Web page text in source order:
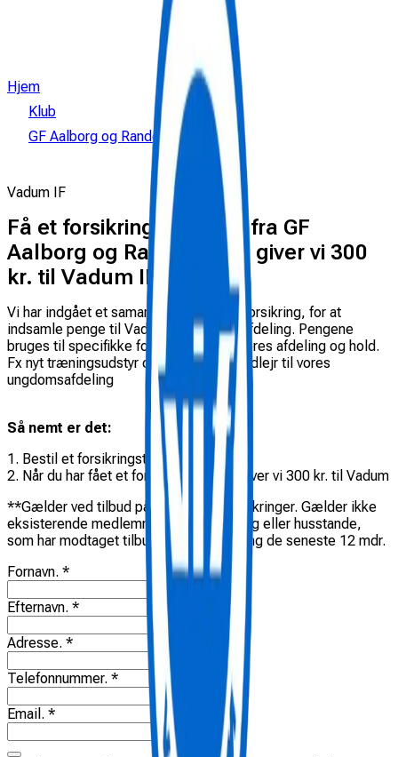
Hjem
Klub
GF Aalborg og Randers
Vadum IF
Få et forsikringstilbud** fra GF
Aalborg og Randers – så giver vi 300
kr. til Vadum IF
Vi har indgået et samarbejde med GF Forsikring, for at
indsamle penge til Vadum IFs fodboldafdeling. Pengene
bruges til specifikke formål udvalgt af jeres afdeling og hold.
Fx nyt træningsudstyr og en årlig fodboldlejr til vores
ungdomsafdeling
Så nemt er det:
1. Bestil et forsikringstjek her på siden.
2. Når du har fået et forsikringstilbud, giver vi 300 kr. til Vadum
**Gælder ved tilbud på minimum 3 forsikringer. Gælder ikke
eksisterende medlemmer i GF Forsikring eller husstande,
som har modtaget tilbud fra GF Forsikring de seneste 12 mdr.
Fornavn. *
Efternavn. *
Adresse. *
Telefonnummer. *
Email . *